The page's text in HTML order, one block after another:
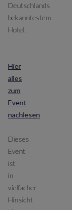
Deutschlands
bekanntestem
Hotel.
Hier
alles
zum
Event
nachlesen
Dieses
Event
ist
in
vielfacher
Hinsicht